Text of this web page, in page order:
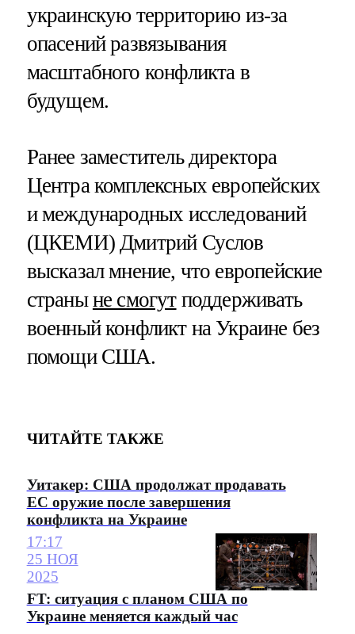
украинскую территорию из-за
опасений развязывания
масштабного конфликта в
будущем.
Ранее заместитель директора
Центра комплексных европейских
и международных исследований
(ЦКЕМИ) Дмитрий Суслов
высказал мнение, что европейские
страныне смогутподдерживать
военный конфликт на Украине без
помощи США.
ЧИТАЙТЕ ТАКЖЕ
Уитакер: США продолжат продавать
ЕС оружие после завершения
конфликта на Украине
17:17
25 НОЯ
2025
FT: ситуация с планом США по
Украине меняется каждый час